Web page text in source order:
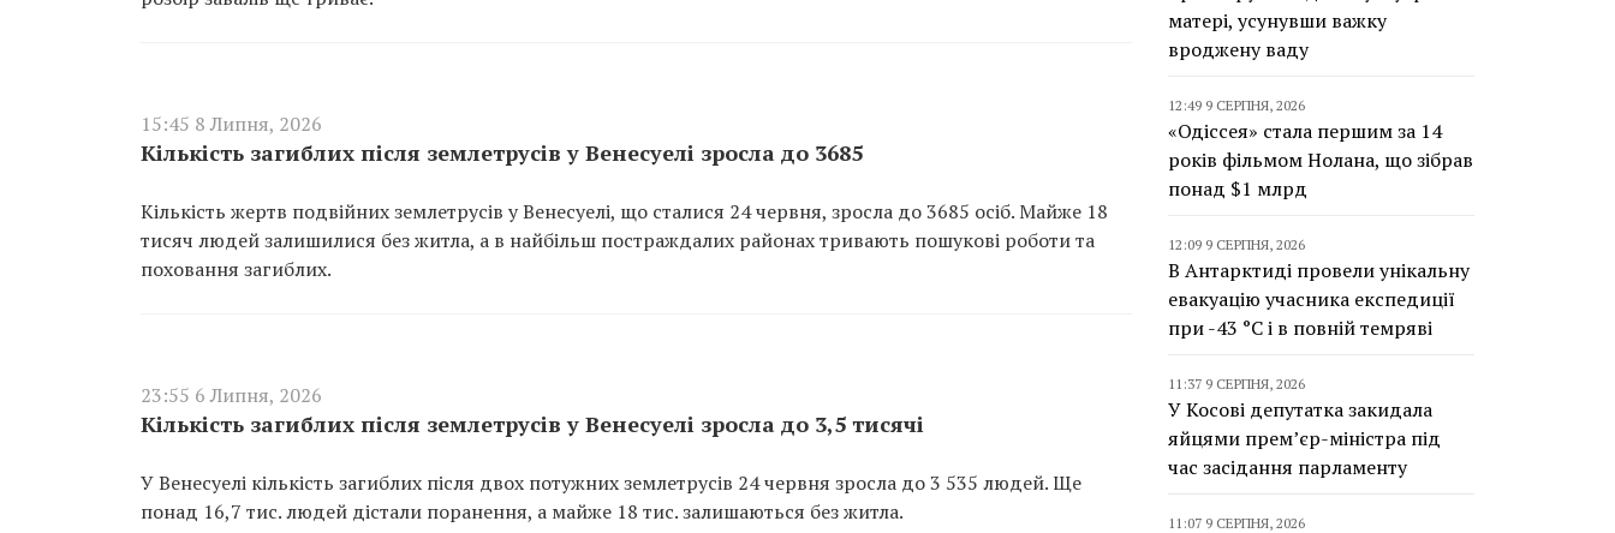
15:45 8 Липня, 2026
Кількість загиблих після землетрусів у Венесуелі зросла до 3685
Кількість жертв подвійних землетрусів у Венесуелі, що сталися 24 червня, зросла до 3685 осіб. Майже 18
тисяч людей залишилися без житла, а в найбільш постраждалих районах тривають пошукові роботи та
поховання загиблих.
23:55 6 Липня, 2026
Кількість загиблих після землетрусів у Венесуелі зросла до 3,5 тисячі
У Венесуелі кількість загиблих після двох потужних землетрусів 24 червня зросла до 3 535 людей. Ще
понад 16,7 тис. людей дістали поранення, а майже 18 тис. залишаються без житла.
матері, усунувши важку
вроджену ваду
12:49 9 СЕРПНЯ, 2026
«Одіссея» стала першим за 14
років фільмом Нолана, що зібрав
понад $1 млрд
12:09 9 СЕРПНЯ, 2026
В Антарктиді провели унікальну
евакуацію учасника експедиції
при -43 °C і в повній темряві
11:37 9 СЕРПНЯ, 2026
У Косові депутатка закидала
яйцями прем’єр-міністра під
час засідання парламенту
11:07 9 СЕРПНЯ, 2026